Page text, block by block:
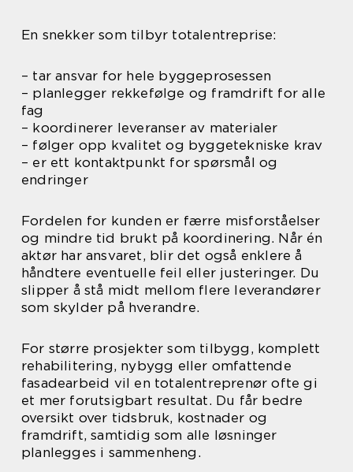
En snekker som tilbyr totalentreprise:
– tar ansvar for hele byggeprosessen
– planlegger rekkefølge og framdrift for alle
fag
– koordinerer leveranser av materialer
– følger opp kvalitet og byggetekniske krav
– er ett kontaktpunkt for spørsmål og
endringer
Fordelen for kunden er færre misforståelser
og mindre tid brukt på koordinering. Når én
aktør har ansvaret, blir det også enklere å
håndtere eventuelle feil eller justeringer. Du
slipper å stå midt mellom flere leverandører
som skylder på hverandre.
For større prosjekter som tilbygg, komplett
rehabilitering, nybygg eller omfattende
fasadearbeid vil en totalentreprenør ofte gi
et mer forutsigbart resultat. Du får bedre
oversikt over tidsbruk, kostnader og
framdrift, samtidig som alle løsninger
planlegges i sammenheng.